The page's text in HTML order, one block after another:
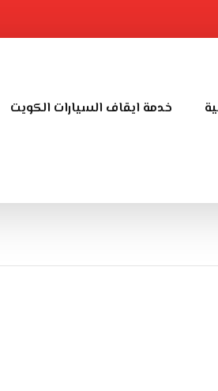
خدمة ايقاف السيارات الكويت